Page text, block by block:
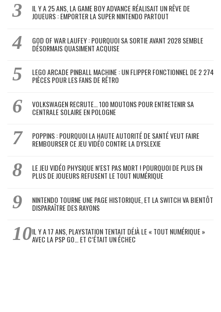
IL Y A 25 ANS, LA GAME BOY ADVANCE RÉALISAIT UN RÊVE DE
JOUEURS : EMPORTER LA SUPER NINTENDO PARTOUT
GOD OF WAR LAUFEY : POURQUOI SA SORTIE AVANT 2028 SEMBLE
DÉSORMAIS QUASIMENT ACQUISE
LEGO ARCADE PINBALL MACHINE : UN FLIPPER FONCTIONNEL DE 2 274
PIÈCES POUR LES FANS DE RÉTRO
VOLKSWAGEN RECRUTE… 100 MOUTONS POUR ENTRETENIR SA
CENTRALE SOLAIRE EN POLOGNE
POPPINS : POURQUOI LA HAUTE AUTORITÉ DE SANTÉ VEUT FAIRE
REMBOURSER CE JEU VIDÉO CONTRE LA DYSLEXIE
LE JEU VIDÉO PHYSIQUE N’EST PAS MORT ! POURQUOI DE PLUS EN
PLUS DE JOUEURS REFUSENT LE TOUT NUMÉRIQUE
NINTENDO TOURNE UNE PAGE HISTORIQUE, ET LA SWITCH VA BIENTÔT
DISPARAÎTRE DES RAYONS
IL Y A 17 ANS, PLAYSTATION TENTAIT DÉJÀ LE « TOUT NUMÉRIQUE »
AVEC LA PSP GO… ET C’ÉTAIT UN ÉCHEC